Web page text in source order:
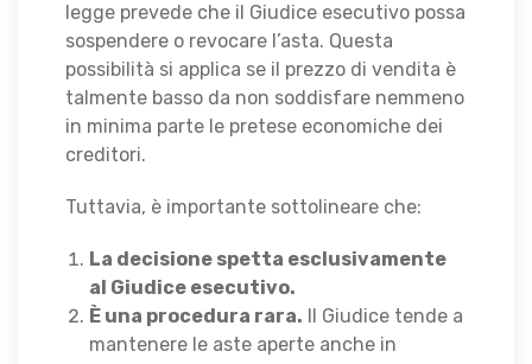
legge prevede che il Giudice esecutivo possa
sospendere o revocare l’asta. Questa
possibilità si applica se il prezzo di vendita è
talmente basso da non soddisfare nemmeno
in minima parte le pretese economiche dei
creditori.
Tuttavia, è importante sottolineare che:
La decisione spetta esclusivamente
al Giudice esecutivo.
È una procedura rara. Il Giudice tende a
mantenere le aste aperte anche in